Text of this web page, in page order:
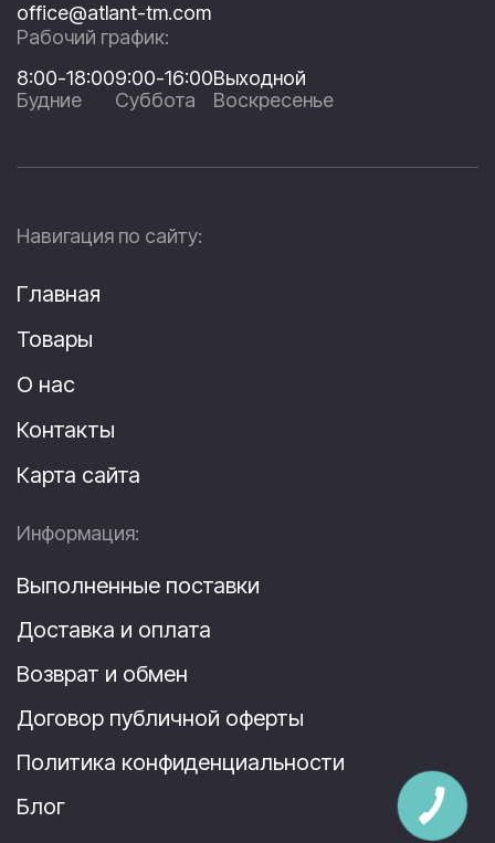
office@atlant-tm.com
Рабочий график:
8:00-18:00
Будние
9:00-16:00
Суббота
Выходной
Воскресенье
Навигация по сайту:
Главная
Товары
О нас
Контакты
Карта сайта
Информация:
Выполненные поставки
Доставка и оплата
Возврат и обмен
Договор публичной оферты
Политика конфиденциальности
Блог